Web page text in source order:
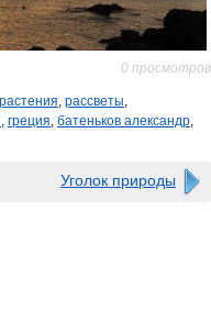
0 просмотров
растения рассветы
греция батеньков александр
Уголок природы